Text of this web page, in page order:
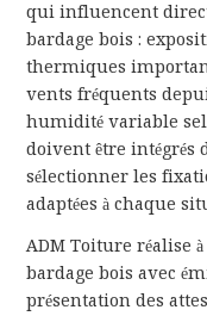
qui influencent
bardage bois :
thermiques
vents fréquents
humidité variable
doivent être intégrés
sélectionner les
adaptées à chaque
ADM Toiture réalise
bardage bois avec
présentation des